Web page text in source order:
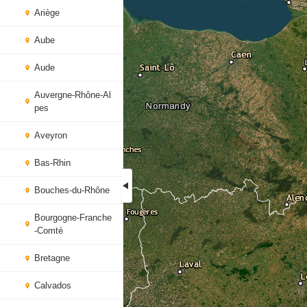
Ariège
Aube
Aude
Auvergne-Rhône-Al
pes
Aveyron
Bas-Rhin
Bouches-du-Rhône
Bourgogne-Franche
-Comté
Bretagne
Calvados